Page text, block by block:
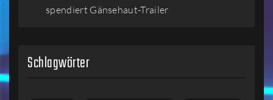
spendiert Gänsehaut-Trailer
Schlagwörter